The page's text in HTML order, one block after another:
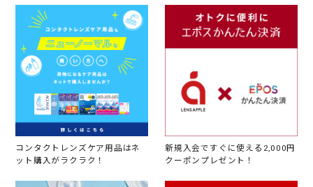
コンタクトレンズケア用品はネ
ット購入がラクラク！
新規入会ですぐに使える2,000円
クーポンプレゼント！